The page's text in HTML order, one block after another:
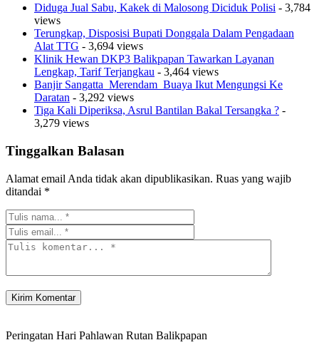
Diduga Jual Sabu, Kakek di Malosong Diciduk Polisi - 3,784
views
Terungkap, Disposisi Bupati Donggala Dalam Pengadaan
Alat TTG - 3,694 views
Klinik Hewan DKP3 Balikpapan Tawarkan Layanan
Lengkap, Tarif Terjangkau - 3,464 views
Banjir Sangatta Merendam Buaya Ikut Mengungsi Ke
Daratan - 3,292 views
Tiga Kali Diperiksa, Asrul Bantilan Bakal Tersangka ? -
3,279 views
Tinggalkan Balasan
Alamat email Anda tidak akan dipublikasikan. Ruas yang wajib
ditandai *
Peringatan Hari Pahlawan Rutan Balikpapan